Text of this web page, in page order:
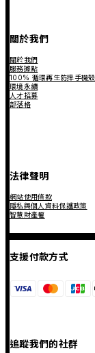
關於我們
關於我們
服務據點
100% 循環再生防摔手機殼
環境永續
人才招募
部落格
法律聲明
網站使用條款
隱私與個人資料保護政策
智慧財產權
支援付款方式
追蹤我們的社群